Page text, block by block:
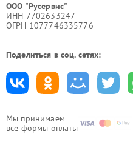
Мы принимаем
все формы оплаты
ООО "Русервис"
ИНН 7702633247
ОГРН 1077746335776
Поделиться в соц. сетях: